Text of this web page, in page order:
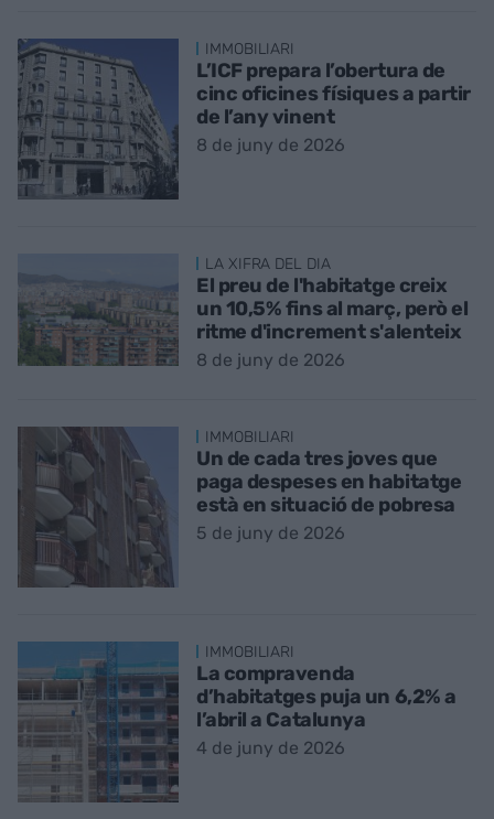
IMMOBILIARI
L’ICF prepara l’obertura de
cinc oficines físiques a partir
de l’any vinent
8 de juny de 2026
LA XIFRA DEL DIA
El preu de l'habitatge creix
un 10,5% fins al març, però el
ritme d'increment s'alenteix
8 de juny de 2026
IMMOBILIARI
Un de cada tres joves que
paga despeses en habitatge
està en situació de pobresa
5 de juny de 2026
IMMOBILIARI
La compravenda
d’habitatges puja un 6,2% a
l’abril a Catalunya
4 de juny de 2026